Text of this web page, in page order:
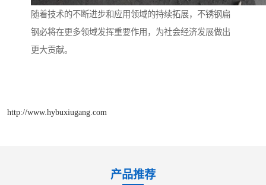
随着技术的不断进步和应用领域的持续拓展，不锈钢扁
钢必将在更多领域发挥重要作用，为社会经济发展做出
更大贡献。
http://www.hybuxiugang.com
产品推荐